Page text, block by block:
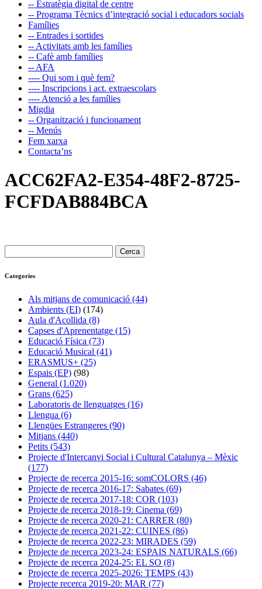
-- Estratègia digital de centre
-- Programa Tècnics d’integració social i educadors socials
Famílies
-- Entrades i sortides
-- Activitats amb les famílies
-- Cafè amb famílies
-- AFA
---- Qui som i què fem?
---- Inscripcions i act. extraescolars
---- Atenció a les famílies
Migdia
-- Organització i funcionament
-- Menús
Fem xarxa
Contacta’ns
ACC62FA2-E354-48F2-8725-
FCFDAB884BCA
Categories
Als mitjans de comunicació (44)
Ambients (EI) (174)
Aula d'Acollida (8)
Capses d'Aprenentatge (15)
Educació Física (73)
Educació Musical (41)
ERASMUS+ (25)
Espais (EP) (98)
General (1.020)
Grans (625)
Laboratoris de llenguatges (16)
Llengua (6)
Llengües Estrangeres (90)
Mitjans (440)
Petits (543)
Projecte d'Intercanvi Social i Cultural Catalunya – Mèxic
(177)
Projecte de recerca 2015-16: somCOLORS (46)
Projecte de recerca 2016-17: Sabates (69)
Projecte de recerca 2017-18: COR (103)
Projecte de recerca 2018-19: Cinema (69)
Projecte de recerca 2020-21: CARRER (80)
Projecte de recerca 2021-22: CUINES (86)
Projecte de recerca 2022-23: MIRADES (59)
Projecte de recerca 2023-24: ESPAIS NATURALS (66)
Projecte de recerca 2024-25: EL SO (8)
Projecte de recerca 2025-2026: TEMPS (43)
Projecte recerca 2019-20: MAR (77)